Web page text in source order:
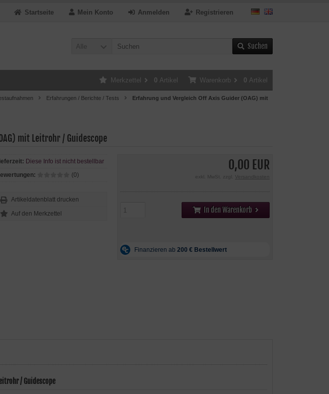
Registrieren
Anmelden
Mein Konto
Startseite
Alle Suchen
Warenkorb 0 Artikel
Merkzettel 0 Artikel
Erfahrungen / Berichte / Tests
Erfahrung und Vergleich Off Axis Guider (OAG) mit
mit Leitrohr / Guidescope
0,00 EUR
exkl. MwSt. zzgl. Versandkosten
In den Warenkorb
Diese Info ist nicht bestellbar
(0)
Artikeldatenblatt drucken
/ Guidescope